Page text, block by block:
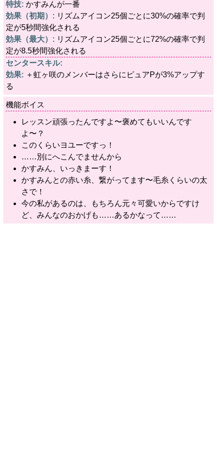
特技: かすみんが一番
効果（初期）: リズムアイコン25個ごとに30%の確率で判
定が5秒間強化される
効果（最大）: リズムアイコン25個ごとに72%の確率で判
定が8.5秒間強化される
センタースキル:
効果: ＋虹ヶ咲のメンバーはさらにピュアPが3%アップす
る
機能ボイス
レッスン頑張ったんですよ〜褒めてもいいんです
よ〜？
このくらいヨユーですっ！
……別にへこんでませんから
かすみん、いっきまーす！
かすみんとの赤い糸、繋がってます〜毛糸くらいの太
さで！
今の私があるのは、もちろん元々可愛いからですけ
ど、みんなのおかげも……あるかなって……